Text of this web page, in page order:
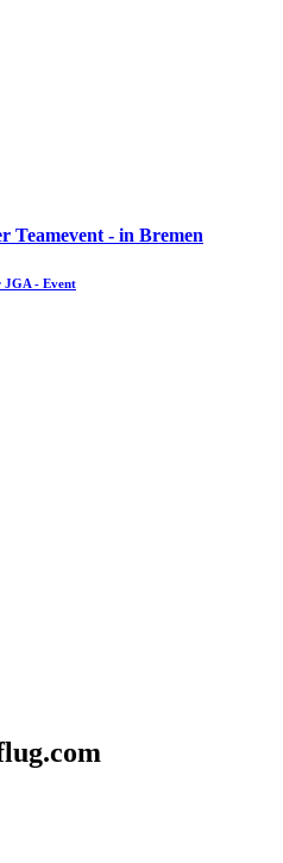
Teamevent - in Bremen
JGA - Event